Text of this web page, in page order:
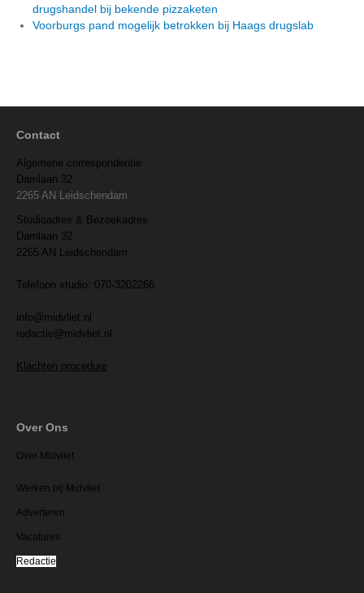
drugshandel bij bekende pizzaketen
Voorburgs pand mogelijk betrokken bij Haags drugslab
Contact
Algemene correspondentie
Damlaan 32
2265 AN Leidschendam
Studioadres & Bezoekadres
Damlaan 32
2265 AN Leidschendam
Telefoon studio: 070-3202266
info@midvliet.nl
redactie@midvliet.nl
Klachten procedure
Over Ons
Over Midvliet
Werken bij Midvliet
Adverteren
Vacatures
Redactie